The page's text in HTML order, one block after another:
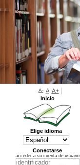
A- A A+
Inicio
Elige idioma
Conectarse
acceder a su cuenta de usuario